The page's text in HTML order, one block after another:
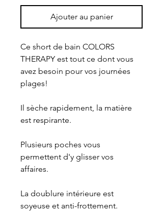
Ajouter au panier
Ce short de bain COLORS
THERAPY est tout ce dont vous
avez besoin pour vos journées
plages!
Il sèche rapidement, la matière
est respirante.
Plusieurs poches vous
permettent d'y glisser vos
affaires.
La doublure intérieure est
soyeuse et anti-frottement.